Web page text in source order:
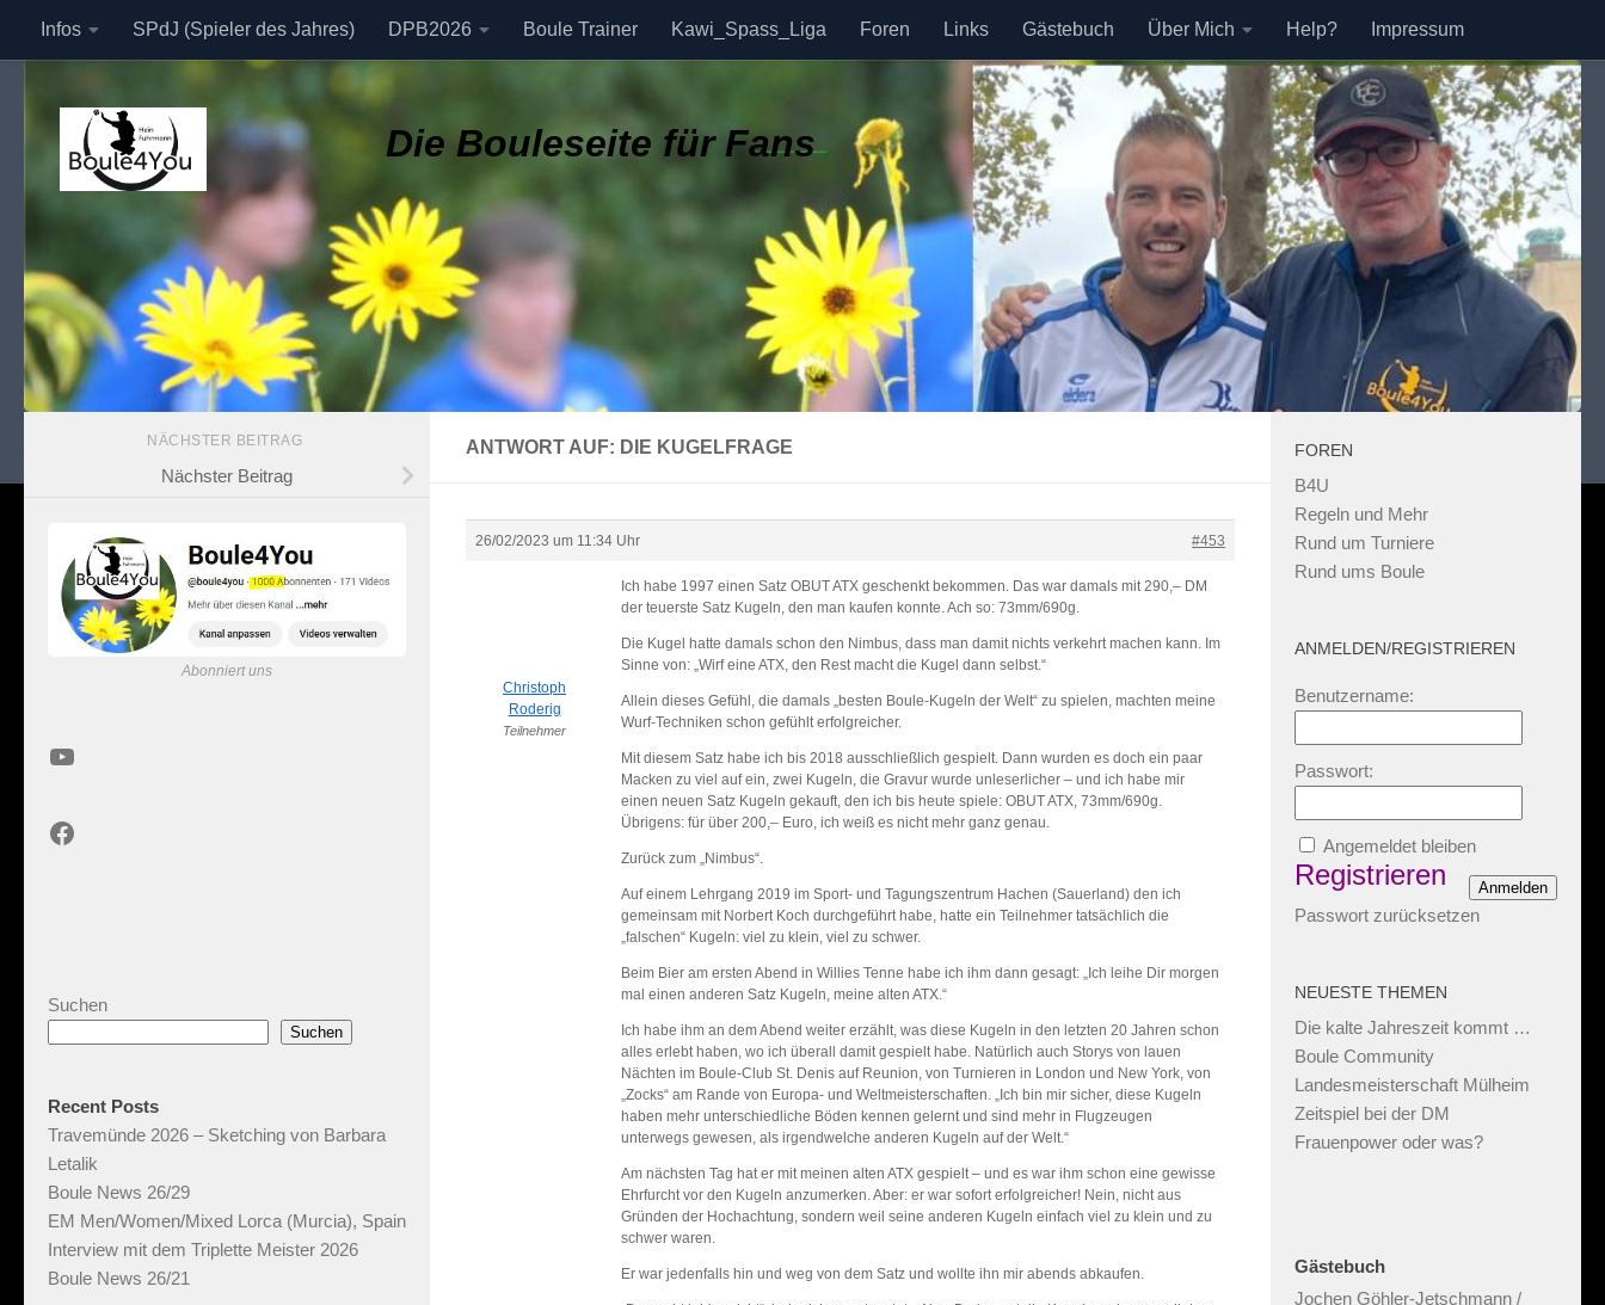
Zum Inhalt springen
Infos SPdJ (Spieler des Jahres) DPB2026 Boule Trainer Kawi_Spass_Liga Foren Links Gästebuch Über Mich Help? Impressum
Die Bouleseite für Fans
ANTWORT AUF: DIE KUGELFRAGE
26/02/2023 um 11:34 Uhr #453
Christoph
Roderig
Teilnehmer
Ich habe 1997 einen Satz OBUT ATX geschenkt bekommen. Das war damals mit 290,– DM
der teuerste Satz Kugeln, den man kaufen konnte. Ach so: 73mm/690g.
Die Kugel hatte damals schon den Nimbus, dass man damit nichts verkehrt machen kann. Im
Sinne von: „Wirf eine ATX, den Rest macht die Kugel dann selbst.“
Allein dieses Gefühl, die damals „besten Boule-Kugeln der Welt“ zu spielen, machten meine
Wurf-Techniken schon gefühlt erfolgreicher.
Mit diesem Satz habe ich bis 2018 ausschließlich gespielt. Dann wurden es doch ein paar
Macken zu viel auf ein, zwei Kugeln, die Gravur wurde unleserlicher – und ich habe mir
einen neuen Satz Kugeln gekauft, den ich bis heute spiele: OBUT ATX, 73mm/690g.
Übrigens: für über 200,– Euro, ich weiß es nicht mehr ganz genau.
Zurück zum „Nimbus“.
Auf einem Lehrgang 2019 im Sport- und Tagungszentrum Hachen (Sauerland) den ich
gemeinsam mit Norbert Koch durchgeführt habe, hatte ein Teilnehmer tatsächlich die
„falschen“ Kugeln: viel zu klein, viel zu schwer.
Beim Bier am ersten Abend in Willies Tenne habe ich ihm dann gesagt: „Ich leihe Dir morgen
mal einen anderen Satz Kugeln, meine alten ATX.“
Ich habe ihm an dem Abend weiter erzählt, was diese Kugeln in den letzten 20 Jahren schon
alles erlebt haben, wo ich überall damit gespielt habe. Natürlich auch Storys von lauen
Nächten im Boule-Club St. Denis auf Reunion, von Turnieren in London und New York, von
„Zocks“ am Rande von Europa- und Weltmeisterschaften. „Ich bin mir sicher, diese Kugeln
haben mehr unterschiedliche Böden kennen gelernt und sind mehr in Flugzeugen
unterwegs gewesen, als irgendwelche anderen Kugeln auf der Welt.“
Am nächsten Tag hat er mit meinen alten ATX gespielt – und es war ihm schon eine gewisse
Ehrfurcht vor den Kugeln anzumerken. Aber: er war sofort erfolgreicher! Nein, nicht aus
Gründen der Hochachtung, sondern weil seine anderen Kugeln einfach viel zu klein und zu
schwer waren.
Er war jedenfalls hin und weg von dem Satz und wollte ihn mir abends abkaufen.
NÄCHSTER BEITRAG
Nächster Beitrag
Abonniert uns
YouTube
Facebook
Suchen
Suchen
Recent Posts
Travemünde 2026 – Sketching von Barbara
Letalik
Boule News 26/29
EM Men/Women/Mixed Lorca (Murcia), Spain
Interview mit dem Triplette Meister 2026
Boule News 26/21
FOREN
B4U
Regeln und Mehr
Rund um Turniere
Rund ums Boule
ANMELDEN/REGISTRIEREN
Benutzername:
Passwort:
Angemeldet bleiben
Anmelden
Registrieren
Passwort zurücksetzen
NEUESTE THEMEN
Die kalte Jahreszeit kommt …
Boule Community
Landesmeisterschaft Mülheim
Zeitspiel bei der DM
Frauenpower oder was?
Gästebuch
Jochen Göhler-Jetschmann /